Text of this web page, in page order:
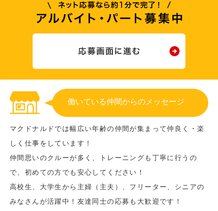
働いている仲間からのメッセージ
マクドナルドでは幅広い年齢の仲間が集まって仲良く・楽
しく仕事をしています！
仲間思いのクルーが多く、トレーニングも丁寧に行うの
で、初めての方でも安心してください！
高校生、大学生から主婦（主夫）、フリーター、シニアの
みなさんが活躍中！友達同士の応募も大歓迎です！